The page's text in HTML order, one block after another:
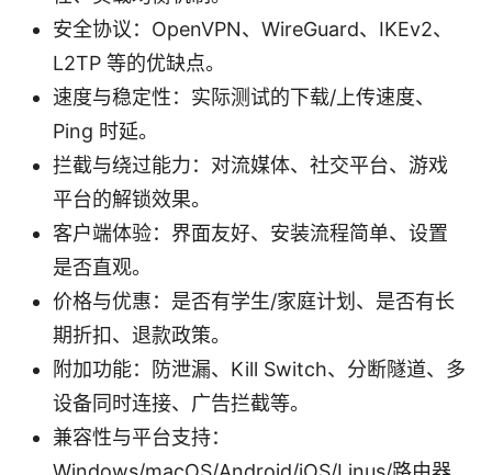
安全协议：OpenVPN、WireGuard、IKEv2、
L2TP 等的优缺点。
速度与稳定性：实际测试的下载/上传速度、
Ping 时延。
拦截与绕过能力：对流媒体、社交平台、游戏
平台的解锁效果。
客户端体验：界面友好、安装流程简单、设置
是否直观。
价格与优惠：是否有学生/家庭计划、是否有长
期折扣、退款政策。
附加功能：防泄漏、Kill Switch、分断隧道、多
设备同时连接、广告拦截等。
兼容性与平台支持：